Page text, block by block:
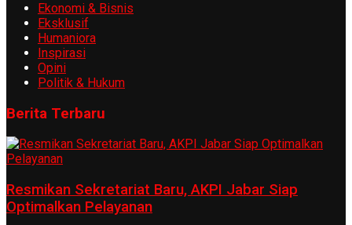
Ekonomi & Bisnis
Eksklusif
Humaniora
Inspirasi
Opini
Politik & Hukum
Berita Terbaru
Resmikan Sekretariat Baru, AKPI Jabar Siap
Optimalkan Pelayanan